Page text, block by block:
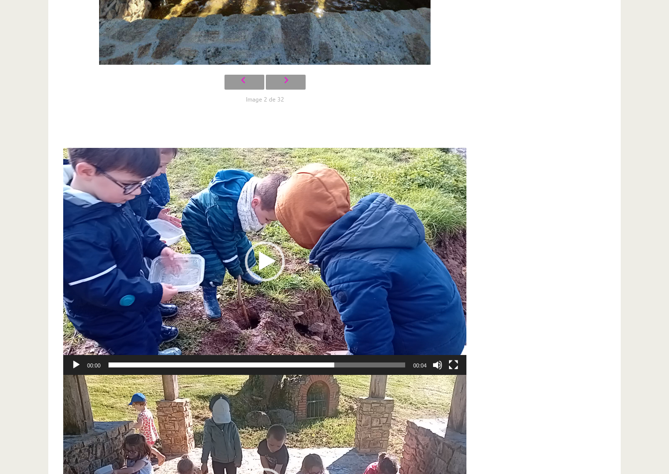
Image 2 de 32
Lecteur
vidéo
00:00 00:04
Lecteur
vidéo